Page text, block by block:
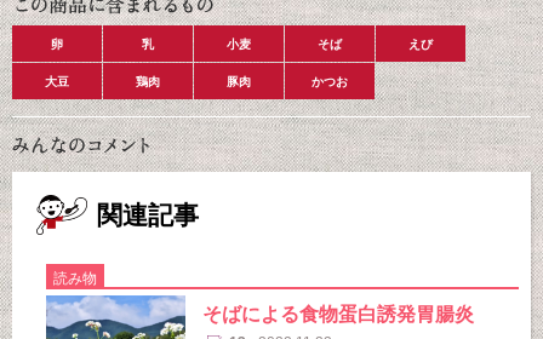
卵 乳 小麦 そば えび
大豆 鶏肉 豚肉 かつお
関連記事
読み物
そばによる食物蛋白誘発胃腸炎